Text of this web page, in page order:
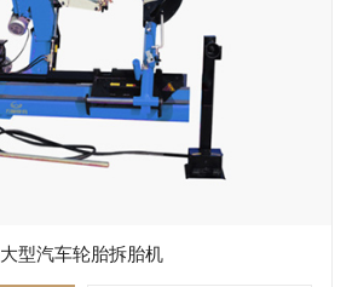
大型汽车轮胎拆胎机